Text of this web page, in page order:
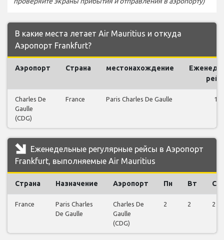
В какие места летает Air Mauritius и откуда
Аэропорт Frankfurt?
Аэропорт Страна местонахождение
Charles De
Gaulle
(CDG)
France Paris Charles De Gaulle 18
Еженедельные регулярные рейсы в Аэропорт
Frankfurt, выполняемые Air Mauritius
Страна Назначение Аэропорт Пн Вт Ср
France
Paris Charles
De Gaulle
Charles De
Gaulle
(CDG)
2 2 2